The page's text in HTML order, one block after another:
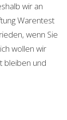
wir an
Warentest
wenn Sie
wollen wir
bleiben und